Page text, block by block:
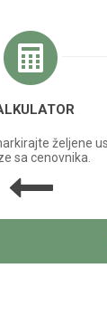
željene
sa cenovnika.